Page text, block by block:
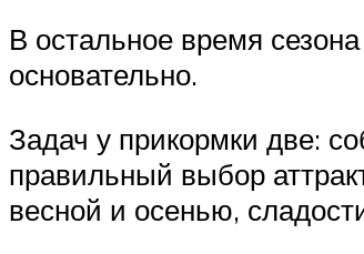
В остальное время
основательно.
Задач у прикормки две:
правильный выбор
весной и осенью,